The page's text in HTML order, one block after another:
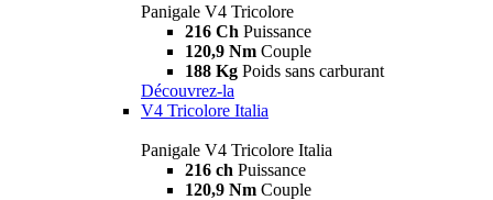
Panigale V4 Tricolore
216 Ch Puissance
120,9 Nm Couple
188 Kg Poids sans carburant
Découvrez-la
V4 Tricolore Italia
Panigale V4 Tricolore Italia
216 ch Puissance
120,9 Nm Couple